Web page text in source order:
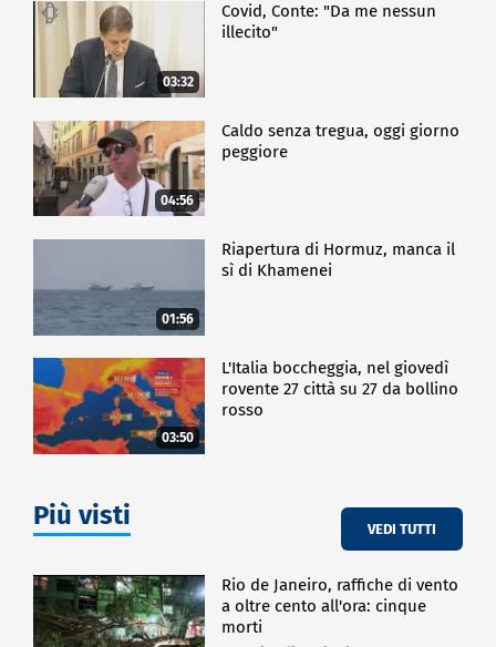
03:32
Covid, Conte: "Da me nessun
illecito"
04:56
Caldo senza tregua, oggi giorno
peggiore
01:56
Riapertura di Hormuz, manca il
sì di Khamenei
03:50
L'Italia boccheggia, nel giovedì
rovente 27 città su 27 da bollino
rosso
Più visti VEDI TUTTI
Rio de Janeiro, raffiche di vento
a oltre cento all'ora: cinque
morti